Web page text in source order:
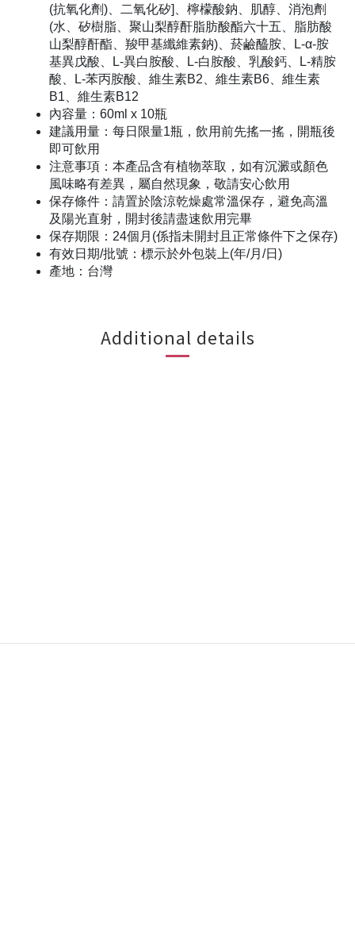
(抗氧化劑)、二氧化矽]、檸檬酸鈉、肌醇、消泡劑
(水、矽樹脂、聚山梨醇酐脂肪酸酯六十五、脂肪酸
山梨醇酐酯、羧甲基纖維素鈉)、菸鹼醯胺、L-α-胺
基異戊酸、L-異白胺酸、L-白胺酸、乳酸鈣、L-精胺
酸、L-苯丙胺酸、維生素B2、維生素B6、維生素
B1、維生素B12
內容量：60ml x 10瓶
建議用量：每日限量1瓶，飲用前先搖一搖，開瓶後
即可飲用
注意事項：本產品含有植物萃取，如有沉澱或顏色
風味略有差異，屬自然現象，敬請安心飲用
保存條件：請置於陰涼乾燥處常溫保存，避免高溫
及陽光直射，開封後請盡速飲用完畢
保存期限：24個月(係指未開封且正常條件下之保存)
有效日期/批號：標示於外包裝上(年/月/日)
產地：台灣
Additional details